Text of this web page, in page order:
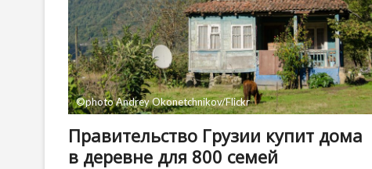
©photo Andrey Okonetchnikov/Flickr
Правительство Грузии купит дома
в деревне для 800 семей